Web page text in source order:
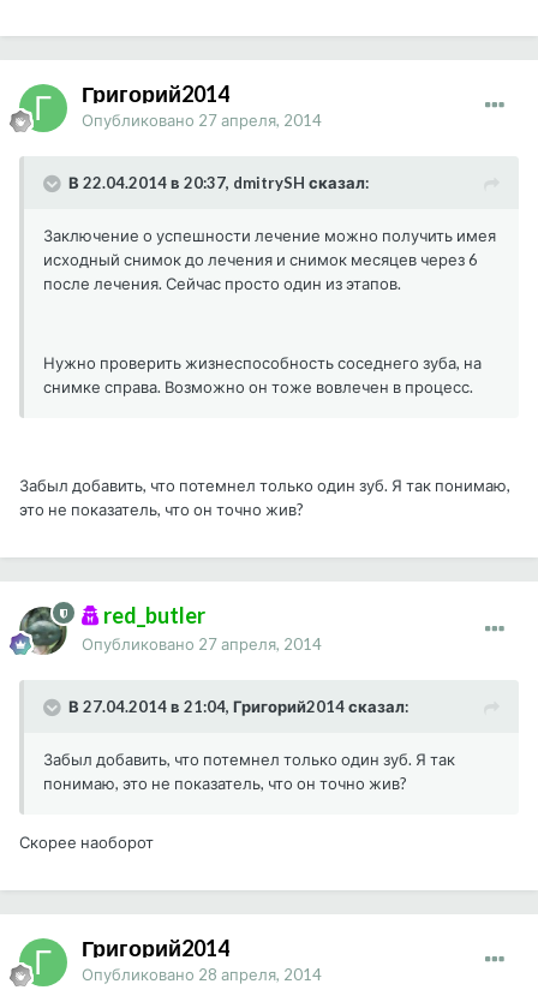
Григорий2014
Опубликовано 27 апреля, 2014
В 22.04.2014 в 20:37, dmitrySH сказал:
Заключение о успешности лечение можно получить имея
исходный снимок до лечения и снимок месяцев через 6
после лечения. Сейчас просто один из этапов.
Нужно проверить жизнеспособность соседнего зуба, на
снимке справа. Возможно он тоже вовлечен в процесс.
Забыл добавить, что потемнел только один зуб. Я так понимаю,
это не показатель, что он точно жив?
red_butler
Опубликовано 27 апреля, 2014
В 27.04.2014 в 21:04, Григорий2014 сказал:
Забыл добавить, что потемнел только один зуб. Я так
понимаю, это не показатель, что он точно жив?
Скорее наоборот
Григорий2014
Опубликовано 28 апреля, 2014